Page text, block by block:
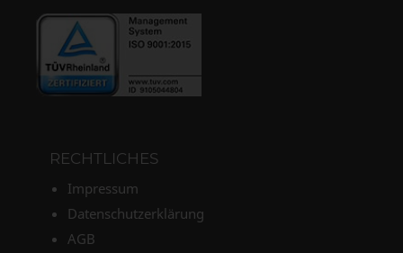
RECHTLICHES
Impressum
Datenschutzerklärung
AGB